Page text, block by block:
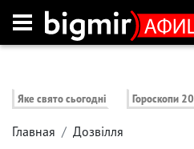
Яке свято сьогодні Гороскопи
Главная Дозвілля